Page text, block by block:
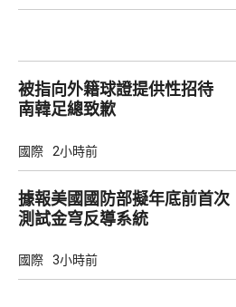
被指向外籍球證提供性招待
南韓足總致歉
國際 2小時前
據報美國國防部擬年底前首次
測試金穹反導系統
國際 3小時前